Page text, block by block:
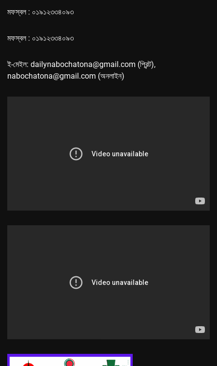
মফস্বল : ০১৯১২৩৩৪০৯৩
মফস্বল : ০১৯১২৩৩৪০৯৩
ই-মেইল: dailynabochatona@gmail.com (প্রিন্ট),
nabochatona@gmail.com (অনলাইন)